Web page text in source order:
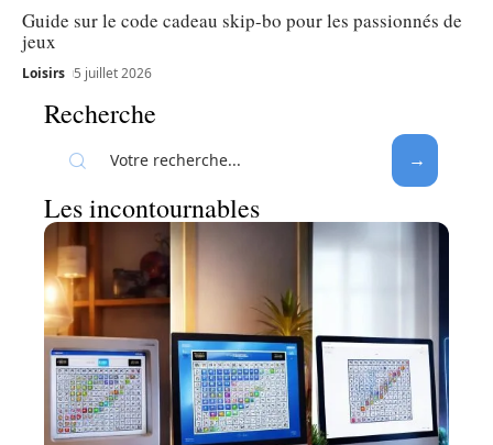
Guide sur le code cadeau skip-bo pour les passionnés de
jeux
Loisirs 5 juillet 2026
Recherche
Les incontournables